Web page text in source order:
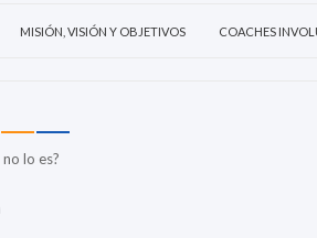
MISIÓN, VISIÓN Y OBJETIVOS COACHES
no lo es?